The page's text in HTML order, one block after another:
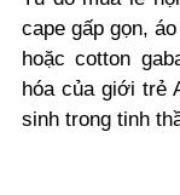
cape gấp gọn,
hoặc cotton
hóa của giới trẻ
sinh trong tinh